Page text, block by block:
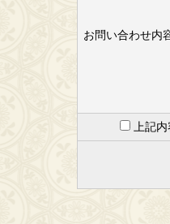
お問い合わせ内
上記